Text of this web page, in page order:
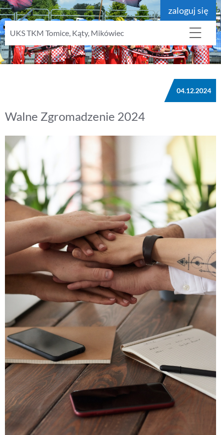
zaloguj się
UKS TKM Tomice, Kąty, Mikówiec
04.12.2024
Walne Zgromadzenie 2024